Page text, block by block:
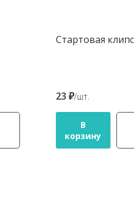
Стартовая
23 ₽/шт.
В
корзину